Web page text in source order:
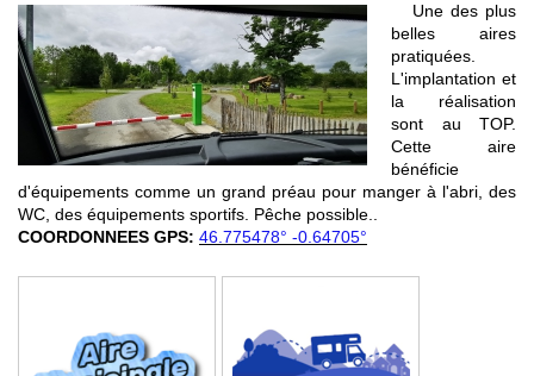
Une des plus
belles aires
pratiquées.
L'implantation et
la réalisation
sont au TOP.
Cette aire
bénéficie
d'équipements comme un grand préau pour manger à l'abri, des
WC, des équipements sportifs. Pêche possible..
COORDONNEES GPS: 46.775478° -0.64705°